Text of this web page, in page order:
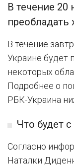
В течение 20
преобладать
В течение
Украине будет
некоторых
Подробнее о
РБК-Украина
Что будет
Согласно
Наталки